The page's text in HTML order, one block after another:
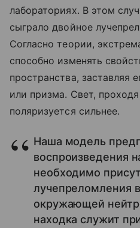
лабораториях. В этом
сыграло двойное
Согласно теории,
способно изменять
пространства, заставляя
или призма. Свет,
поляризуется сильнее.
Наша модель
воспроизведения
необходимо
лучепреломления
окружающей
находка служит